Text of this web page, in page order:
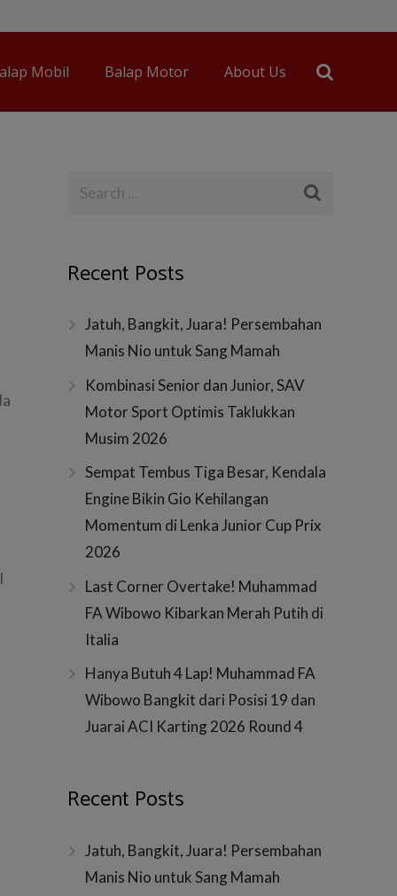
Mobil Balap Motor About Us
Recent Posts
Jatuh, Bangkit, Juara! Persembahan
Manis Nio untuk Sang Mamah
Kombinasi Senior dan Junior, SAV
Motor Sport Optimis Taklukkan
Musim 2026
Sempat Tembus Tiga Besar, Kendala
Engine Bikin Gio Kehilangan
Momentum di Lenka Junior Cup Prix
2026
Last Corner Overtake! Muhammad
FA Wibowo Kibarkan Merah Putih di
Italia
Hanya Butuh 4 Lap! Muhammad FA
Wibowo Bangkit dari Posisi 19 dan
Juarai ACI Karting 2026 Round 4
Recent Posts
Jatuh, Bangkit, Juara! Persembahan
Manis Nio untuk Sang Mamah